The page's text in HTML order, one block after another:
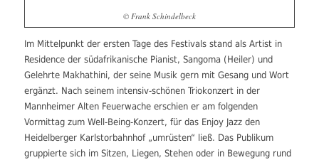
© Frank Schindelbeck
Im Mittelpunkt der ersten Tage des Festivals stand als Artist in
Residence der südafrikanische Pianist, Sangoma (Heiler) und
Gelehrte Makhathini, der seine Musik gern mit Gesang und Wort
ergänzt. Nach seinem intensiv-schönen Triokonzert in der
Mannheimer Alten Feuerwache erschien er am folgenden
Vormittag zum Well-Being-Konzert, für das Enjoy Jazz den
Heidelberger Karlstorbahnhof „umrüsten“ ließ. Das Publikum
gruppierte sich im Sitzen, Liegen, Stehen oder in Bewegung rund